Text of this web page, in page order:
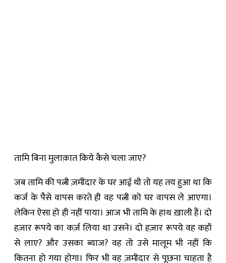
तामि बिना मुलाक़ात किये कैसे चला जाए?
जब तामि की पत्नी ज़मींदार के घर आई थी तो यह तय हुआ था कि
कर्ज के पैसे वापस करते ही वह पत्नी को घर वापस ले आएगा।
लेकिन ऐसा हो ही नहीं पाया। आज भी तामि के हाथ ख़ाली हैं। दो
हज़ार रूपये का कर्ज़ लिया था उसने। दो हज़ार रूपये वह कहाँ
से लाए? और उसका ब्याज? वह तो उसे मालूम भी नहीं कि
कितना हो गया होगा। फिर भी वह ज़मीदार से पूछना चाहता है